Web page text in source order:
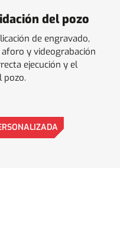
del pozo
de engravado,
y videograbación
ejecución y el
pozo.